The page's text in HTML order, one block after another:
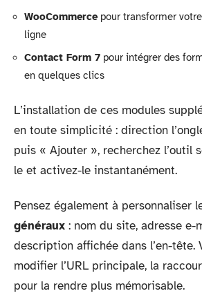
WooCommercepour transformer
ligne
Contact Form 7 pour intégrer des
en quelques clics
L’installation de ces modules
en toute simplicité : direction
puis « Ajouter », recherchez l’outil
le et activez-le instantanément.
Pensez également à personnaliser
généraux : nom du site, adresse e-
description affichée dans l’en-tête.
modifier l’URL principale, la
pour la rendre plus mémorisable.